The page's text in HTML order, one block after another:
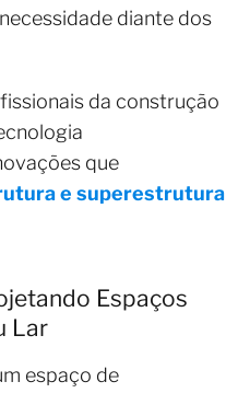
diante dos
da construção
que
e superestrutura
Espaços
Lar
espaço de